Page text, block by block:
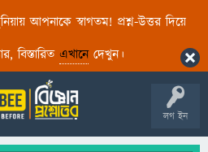
আপনাকে স্বাগতম! প্রশ্ন-উত্তর দিয়ে
বিস্তারিত এখানেদেখুন।
লগ ইন